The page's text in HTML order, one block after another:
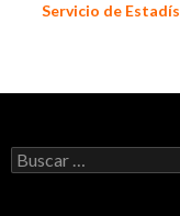
Servicio de
Buscar: